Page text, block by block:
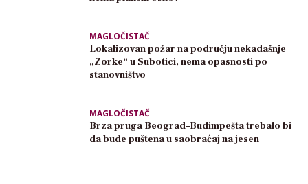
MAGLOČISTAČ
Lokalizovan požar na području nekadašnje
„Zorke“ u Subotici, nema opasnosti po
stanovništvo
MAGLOČISTAČ
Brza pruga Beograd–Budimpešta trebalo bi
da bude puštena u saobraćaj na jesen